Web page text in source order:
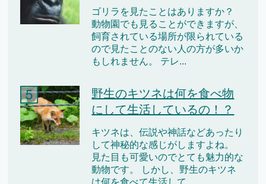
ゴリラを見たことはありますか？
動物園でも見ることができますが、
飼育されている場所が限られている
ので見たことのない人の方が多いか
もしれません。 テレ...
野生のキツネは何を食べ物
にして生活しているの！？
キツネは、伝説や神話などあったり
して神秘的な感じがしますよね。
見た目も可愛いのでとても魅力的な
動物です。 しかし、野生のキツネ
は何を食べて生活して...